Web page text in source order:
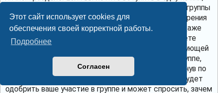
Этот сайт использует cookies для
обеспечения своей корректной работы.
Подробнее
Согласен
нажмите соответствующую кнопку. Однако не все группы
общедоступны. Некоторые могут требовать одобрения
для вступления в них, могут быть закрытыми или даже
скрытыми. Если группа общедоступна, то вы можете
запросить членство в ней, щёлкнув по соответствующей
кнопке. Если требуется одобрение на участие в группе,
вы можете отправить запрос на вступление, щёлкнув по
соответствующей кнопке. Лидер группы должен будет
одобрить ваше участие в группе и может спросить, зачем